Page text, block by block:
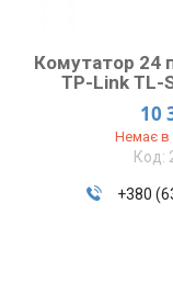
Комутатор 24
TP-Link TL-
10
Немає в
+380